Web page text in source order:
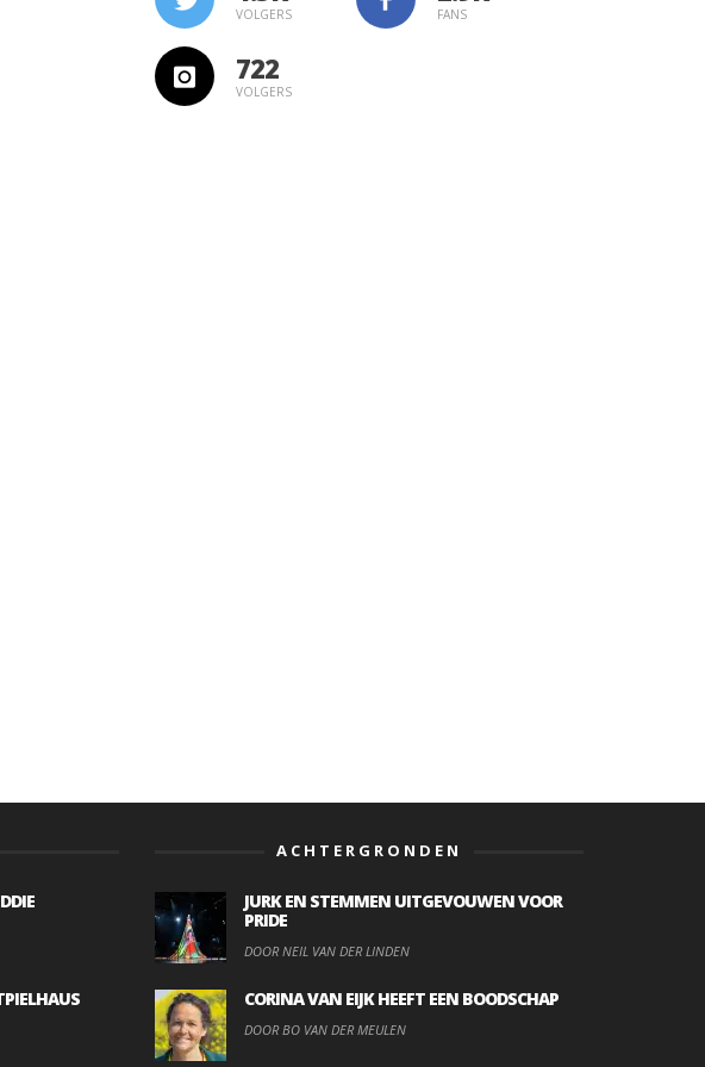
VOLGERS FANS
722
VOLGERS
ACHTERGRONDEN
JURK EN STEMMEN UITGEVOUWEN VOOR
PRIDE
DOOR NEIL VAN DER LINDEN
CORINA VAN EIJK HEEFT EEN BOODSCHAP
DOOR BO VAN DER MEULEN